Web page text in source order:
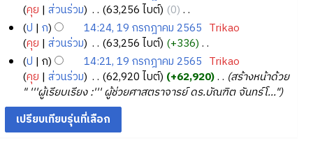
2
6
6
ม
ย่
อ
ก
า
ร
แ
ก้
ฎ
ค
5
5
ค
ว
า
ม
ย่
อ
ก
า
ร
ร
ฎ
ม
5
ม่
มี
ค
ว
า
ม
อ
ก
คุย ส่วนร่วม ‎ 63,256 ไบต์ 0 ‎
ไ
ม่
มี
ค
ว
ม
ย่
ป ก 14:24, 19 กรกฎาคม 2565 Trikao
คุย ส่วนร่วม ‎ 63,256 ไบต์ +336 ‎
ไ
ม่
มี
ค
ว
า
ป ก 14:21, 19 กรกฎาคม 2565 Trikao
คุย ส่วนร่วม ‎ 62,920 ไบต์ +62,920 ‎
สร้างหน้าด้วย
" '''ผู้เรียบเรียง :''' ผู้ช่วยศาสตราจารย์ ดร.บัณฑิต จันทร์โ..."